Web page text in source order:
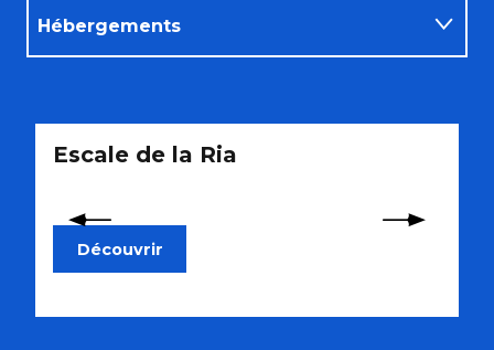
Hébergements
Activités
Escale de la Ria
Découvrir